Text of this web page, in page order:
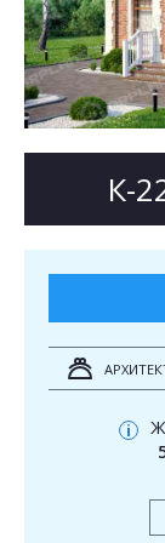
К-
i
Согласен на
Согласен на
This site is protected by
apply.